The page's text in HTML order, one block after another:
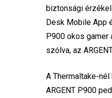
biztonsági
Desk Mobile App
P900 okos
szólva, az
A Thermaltake-
ARGENT P900